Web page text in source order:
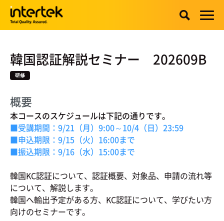
韓国認証解説セミナー 202609B
研修
概要
本コースのスケジュールは下記の通りです。
■受講期間：9/21（月）9:00～10/4（日）23:59
■申込期限：9/15（火）16:00まで
■振込期限：9/16（水）15:00まで
韓国KC認証について、認証概要、対象品、申請の流れ等
について、解説します。
韓国へ輸出予定がある方、KC認証について、学びたい方
向けのセミナーです。